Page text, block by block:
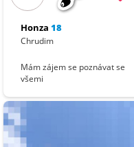
Honza 18
Chrudim
Mám zájem se poznávat se
všemi